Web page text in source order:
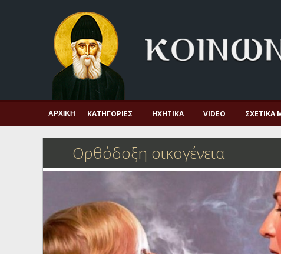
Πνευματική ζωή
Μαρτυρία και διδαχή
Λατρεία και προσευχή
Αγιολόγιο – Εορτολόγιο
Ορθόδοξη οικογένεια
Ορθόδοξο προσκυνητάριο
Σκέψεις-προβληματισμοί
ΑΡΧΙΚΉ ΚΑΤΗΓΟΡΊΕΣ ΗΧΗΤΙΚΆ VIDEO ΣΧΕΤΙΚΆ
Ορθόδοξη οικογένεια